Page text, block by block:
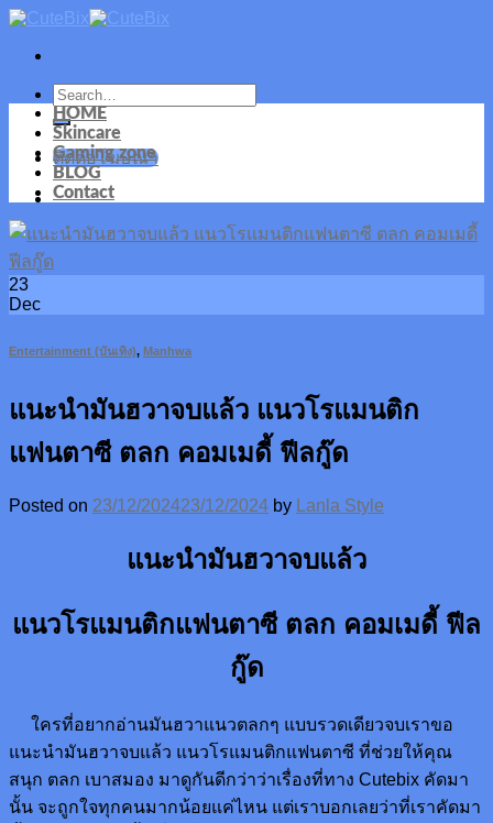
Skip
content
ติดต่อโฆษณา
HOME
Skincare
Gaming zone
BLOG
Contact
23
Dec
Entertainment (บันเทิง), Manhwa
แนะนำมันฮวาจบแล้ว แนวโรแมนติก
แฟนตาซี ตลก คอมเมดี้ ฟีลกู๊ด
Posted on 23/12/202423/12/2024 by Lanla Style
แนะนำมันฮวาจบแล้ว
แนวโรแมนติกแฟนตาซี ตลก คอมเมดี้ ฟีล
กู๊ด
ใครที่อยากอ่านมันฮวาแนวตลกๆ แบบรวดเดียวจบเราขอ
แนะนำมันฮวาจบแล้ว แนวโรแมนติกแฟนตาซี ที่ช่วยให้คุณ
สนุก ตลก เบาสมอง มาดูกันดีกว่าว่าเรื่องที่ทาง Cutebix คัดมา
นั้น จะถูกใจทุกคนมากน้อยแค่ไหน แต่เราบอกเลยว่าที่เราคัดมา